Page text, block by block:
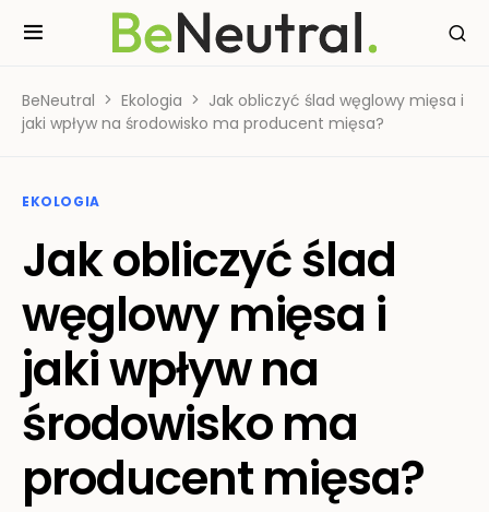
BeNeutral Ekologia
Jak obliczyć ślad węglowy mięsa i
jaki wpływ na środowisko ma producent mięsa?
EKOLOGIA
Jak obliczyć ślad
węglowy mięsa i
jaki wpływ na
środowisko ma
producent mięsa?